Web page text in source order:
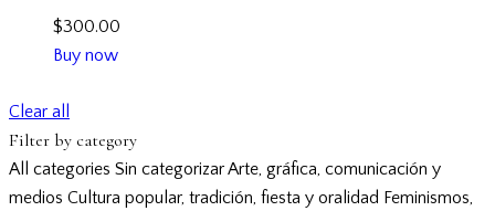
$300.00
Buy now
Clear all
Filter by category
All categories Sin categorizarArte, gráfica, comunicación y
medios Cultura popular, tradición, fiesta y oralidad Feminismos,